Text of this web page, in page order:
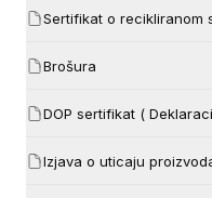
Sertifikat o recikliranom
Brošura
DOP sertifikat (
Izjava o uticaju